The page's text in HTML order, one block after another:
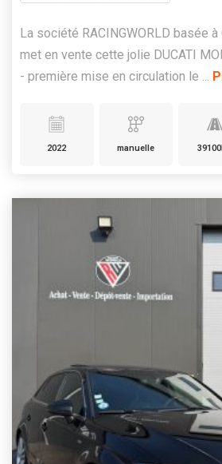
La société RACINGWORLD basée
met en vente cette jolie DUCATI
- première mise en circulation le ...
2022 manuelle